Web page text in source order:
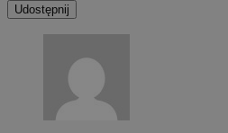
Udostępnij